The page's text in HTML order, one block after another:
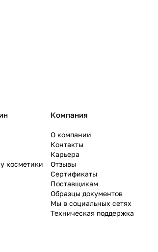
косметики
Компания
О компании
Контакты
Карьера
Отзывы
Сертификаты
Поставщикам
Образцы документов
Мы в социальных сетях
Техническая поддержка